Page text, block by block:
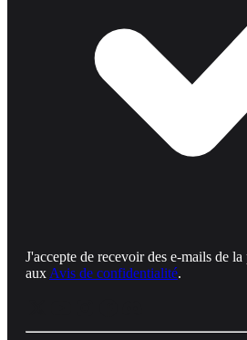
J'accepte de recevoir des e-mails de
aux Avis de confidentialité.